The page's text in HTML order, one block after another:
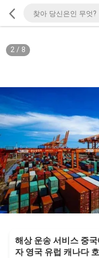
2/ 8
해상 운송 서비스 중
자 영국 유럽 캐나다